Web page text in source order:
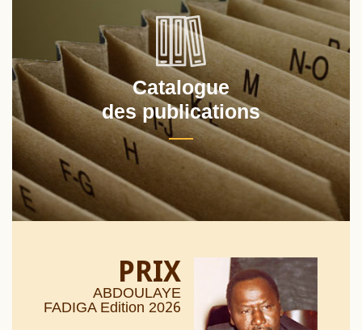
Catalogue
des publications
PRIX
ABDOULAYE
FADIGA Edition 2026